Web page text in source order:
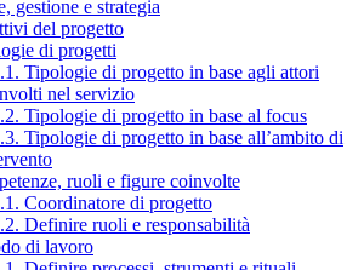
gestione e strategia
del progetto
di progetti
Tipologie di progetto in base agli attori
nel servizio
Tipologie di progetto in base al focus
Tipologie di progetto in base all’ambito di
ruoli e figure coinvolte
Coordinatore di progetto
Definire ruoli e responsabilità
di lavoro